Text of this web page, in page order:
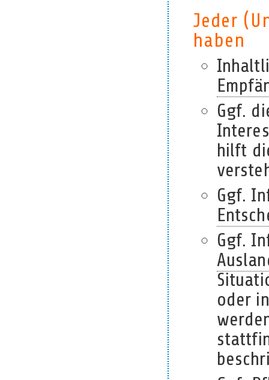
Jeder
haben
Ggf.
hilft
Ggf.
Ggf.
oder